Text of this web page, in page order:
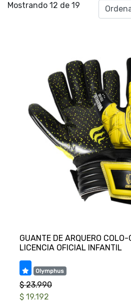
Mostrando 12 de 19
GUANTE DE ARQUERO
Olymphus
$ 23.990
$ 19.192